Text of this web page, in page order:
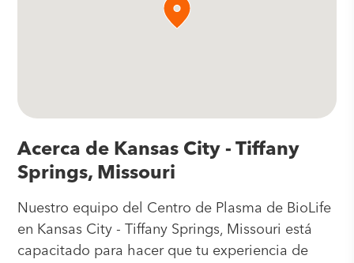
Acerca de Kansas City - Tiffany
Springs, Missouri
Nuestro equipo del Centro de Plasma de BioLife
en Kansas City - Tiffany Springs, Missouri está
capacitado para hacer que tu experiencia de